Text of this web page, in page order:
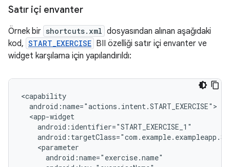
Satır içi envanter
Örnek bir shortcuts.xml dosyasından alınan aşağıdaki
kod, START_EXERCISE BII özelliği satır içi envanter ve
widget karşılama için yapılandırıldı: